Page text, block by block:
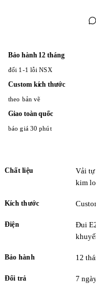
Bảo hành 12 tháng
đổi 1-1 lỗi NSX
Custom kích thước
theo bản vẽ
Giao toàn quốc
báo giá 30 phút
Chất liệu
Vải tự
kim
Kích thước
Điện
Đui
Bảo hành 12
Đổi trả 7